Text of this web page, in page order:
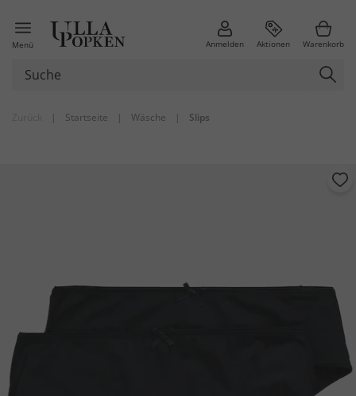
Menü Anmelden Aktionen Warenkorb
| Startseite | Wäsche | Slips